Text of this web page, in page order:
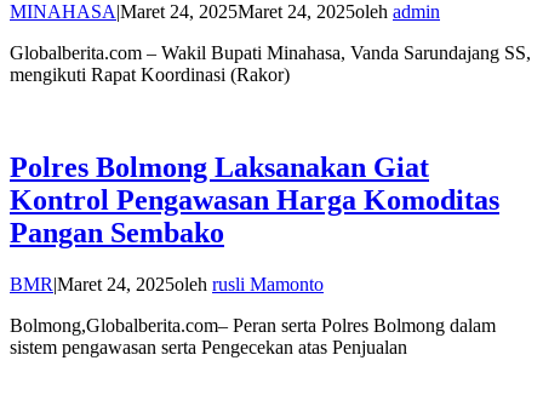
MINAHASA|Maret 24, 2025Maret 24, 2025oleh admin
Globalberita.com – Wakil Bupati Minahasa, Vanda Sarundajang SS,
mengikuti Rapat Koordinasi (Rakor)
Polres Bolmong Laksanakan Giat
Kontrol Pengawasan Harga Komoditas
Pangan Sembako
BMR|Maret 24, 2025oleh rusli Mamonto
Bolmong,Globalberita.com– Peran serta Polres Bolmong dalam
sistem pengawasan serta Pengecekan atas Penjualan